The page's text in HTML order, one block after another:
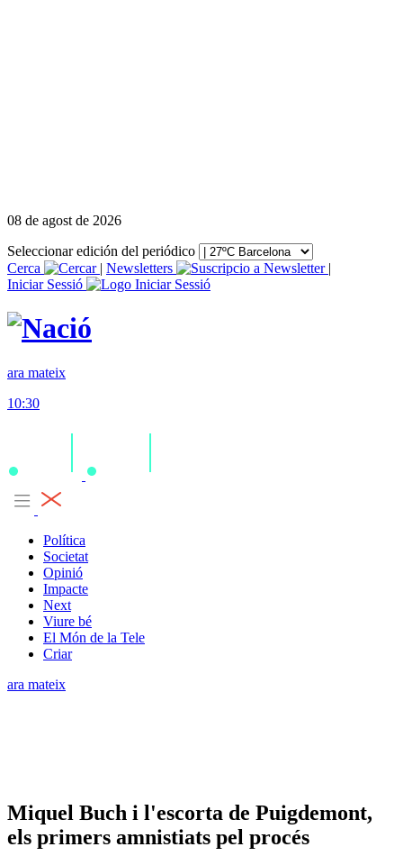
08 de agost de 2026
Seleccionar edición del periódico
Cerca
| Newsletters
|
Iniciar Sessió
ara mateix
10:30
Política
Societat
Opinió
Impacte
Next
Viure bé
El Món de la Tele
Criar
ara mateix
Miquel Buch i l'escorta de Puigdemont,
els primers amnistiats pel procés